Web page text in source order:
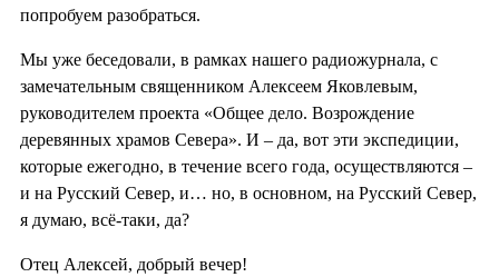
попробуем разобраться.
Мы уже беседовали, в рамках нашего радиожурнала, с
замечательным священником Алексеем Яковлевым,
руководителем проекта «Общее дело. Возрождение
деревянных храмов Севера». И – да, вот эти экспедиции,
которые ежегодно, в течение всего года, осуществляются –
и на Русский Север, и… но, в основном, на Русский Север,
я думаю, всё-таки, да?
Отец Алексей, добрый вечер!